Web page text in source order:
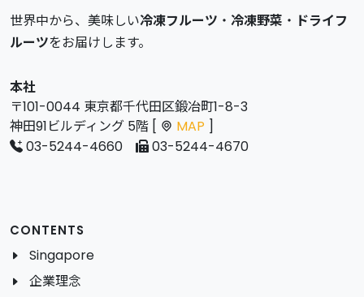
世界中から、美味しい冷凍フルーツ ・ 冷凍野菜 ・ ドライフ
ルーツをお届けします。
本社
〒101-0044 東京都千代田区鍛冶町1-8-3
神田91ビルディング 5階 [
MAP ]
03-5244-4660
03-5244-4670
CONTENTS
Singapore
企業理念